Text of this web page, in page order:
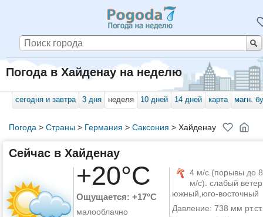
Погода в Хайденау на неделю
сегодня и завтра 3 дня неделя 10 дней 14 дней карта магн.
Погода > Страны> Германия > Саксония > Хайденау
Сейчас в Хайденау
+20°C
Ощущается: +17°C
малооблачно
4 м/с (порывы до 8
м/с). слабый
южный,юго-восточный
Давление: 738 мм рт.ст.